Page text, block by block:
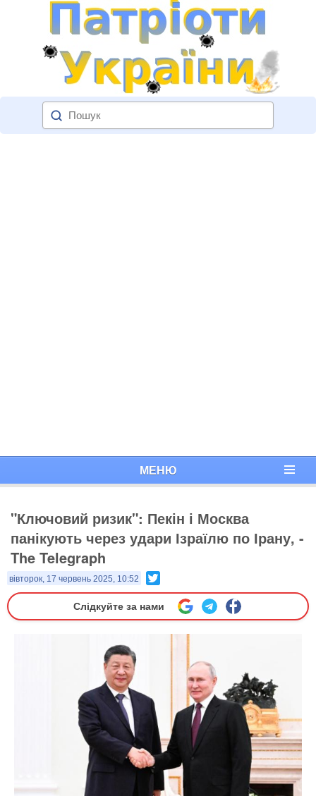
МЕНЮ
"Ключовий ризик": Пекін і Москва
панікують через удари Ізраїлю по Ірану, -
The Telegraph
вівторок, 17 червень 2025, 10:52
Слідкуйте за нами